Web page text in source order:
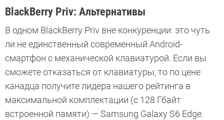
BlackBerry Priv: Альтернативы
В одном BlackBerry Priv вне конкуренции: это чуть
ли не единственный современный Android-
смартфон с механической клавиатурой. Если вы
сможете отказаться от клавиатуры, то по цене
канадца получите лидера нашего рейтинга в
максимальной комплектации (с 128 Гбайт
встроенной памяти) — Samsung Galaxy S6 Edge.